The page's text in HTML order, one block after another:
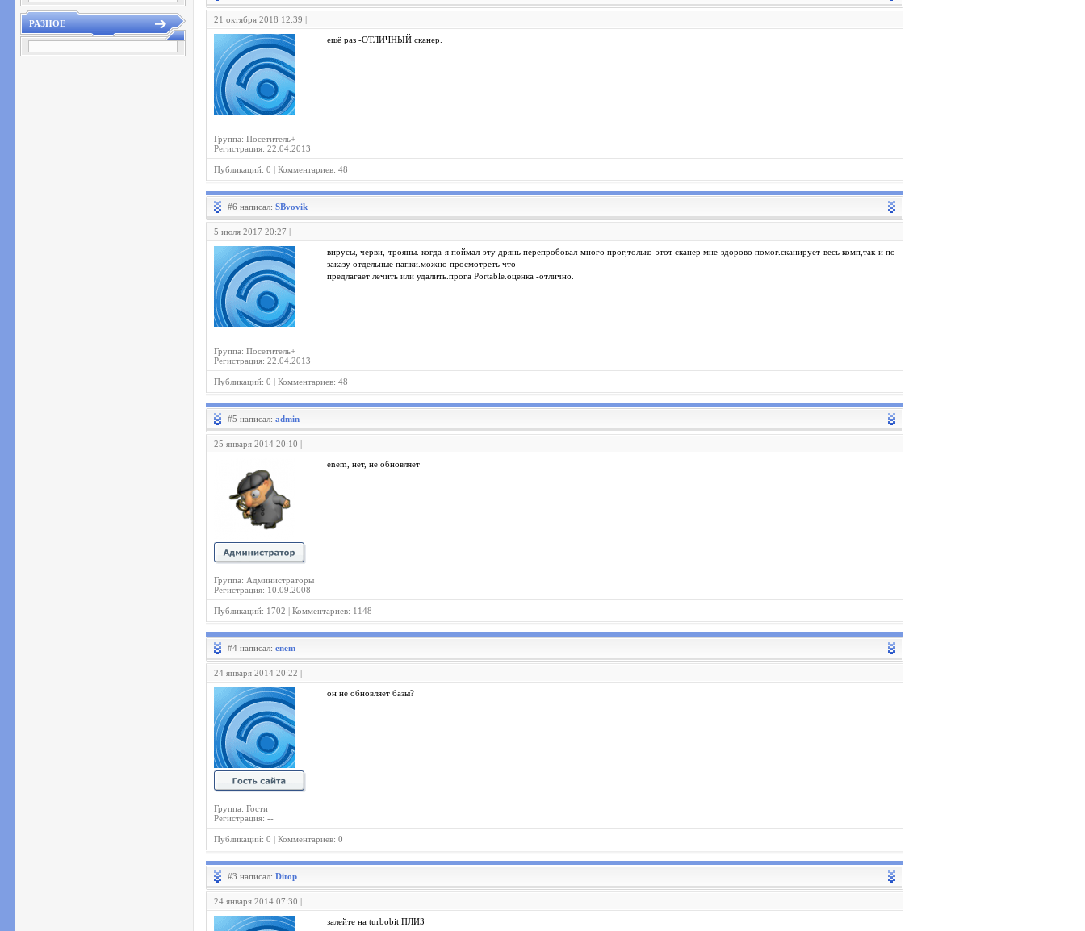
РАЗНОЕ 21 октября 2018 12:39 |
Группа: Посетитель+
Регистрация: 22.04.2013
ешё раз -ОТЛИЧНЫЙ сканер.
Публикаций: 0 | Комментариев: 48
#6 написал: SBvovik
5 июля 2017 20:27 |
Группа: Посетитель+
Регистрация: 22.04.2013
вирусы, черви, трояны. когда я поймал эту дрянь перепробовал много прог,только этот сканер мне здорово помог.сканирует весь комп,так и по
заказу отдельные папки.можно просмотреть что
предлагает лечить или удалить.прога Portable.оценка -отлично.
Публикаций: 0 | Комментариев: 48
#5 написал: admin
25 января 2014 20:10 |
Группа: Администраторы
Регистрация: 10.09.2008
enem, нет, не обновляет
Публикаций: 1702 | Комментариев: 1148
#4 написал: enem
24 января 2014 20:22 |
Группа: Гости
Регистрация: --
он не обновляет базы?
Публикаций: 0 | Комментариев: 0
#3 написал: Ditop
24 января 2014 07:30 |
залейте на turbobit ПЛИЗ